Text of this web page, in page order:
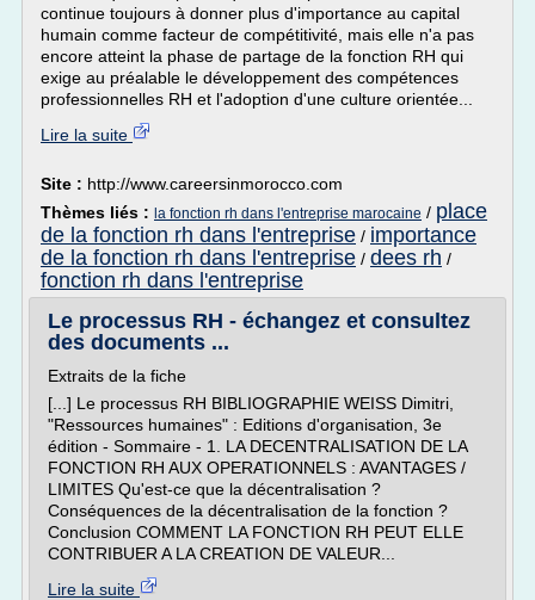
continue toujours à donner plus d'importance au capital
humain comme facteur de compétitivité, mais elle n'a pas
encore atteint la phase de partage de la fonction RH qui
exige au préalable le développement des compétences
professionnelles RH et l'adoption d'une culture orientée...
Lire la suite
Site : http://www.careersinmorocco.com
Thèmes liés : la fonction rh dans l'entreprise marocaine / place
de la fonction rh dans l'entreprise / importance
de la fonction rh dans l'entreprise / dees rh /
fonction rh dans l'entreprise
Le processus RH - échangez et consultez
des documents ...
Extraits de la fiche
[...] Le processus RH BIBLIOGRAPHIE WEISS Dimitri,
"Ressources humaines" : Editions d'organisation, 3e
édition - Sommaire - 1. LA DECENTRALISATION DE LA
FONCTION RH AUX OPERATIONNELS : AVANTAGES /
LIMITES Qu'est-ce que la décentralisation ?
Conséquences de la décentralisation de la fonction ?
Conclusion COMMENT LA FONCTION RH PEUT ELLE
CONTRIBUER A LA CREATION DE VALEUR...
Lire la suite